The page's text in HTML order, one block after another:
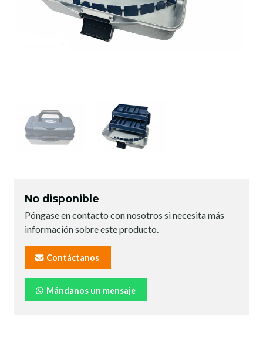
No disponible
Póngase en contacto con nosotros si necesita más
información sobre este producto.
Contáctanos
Mándanos un mensaje